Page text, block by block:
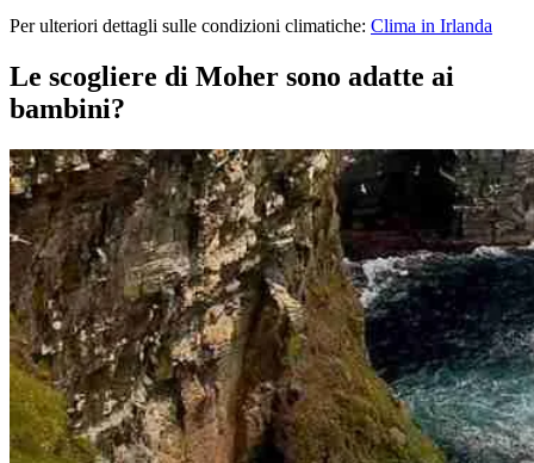
Per ulteriori dettagli sulle condizioni climatiche: Clima in Irlanda
Le scogliere di Moher sono adatte ai
bambini?